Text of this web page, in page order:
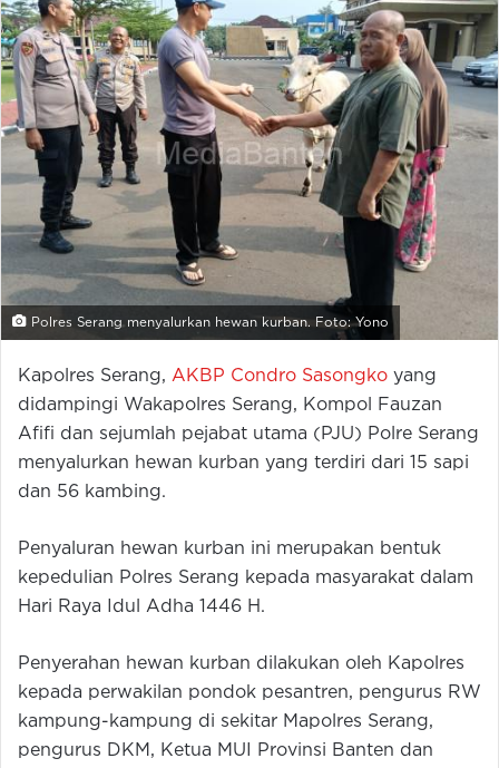
Polres Serang menyalurkan hewan kurban. Foto: Yono
Kapolres Serang, AKBP Condro Sasongko yang
didampingi Wakapolres Serang, Kompol Fauzan
Afifi dan sejumlah pejabat utama (PJU) Polre Serang
menyalurkan hewan kurban yang terdiri dari 15 sapi
dan 56 kambing.
Penyaluran hewan kurban ini merupakan bentuk
kepedulian Polres Serang kepada masyarakat dalam
Hari Raya Idul Adha 1446 H.
Penyerahan hewan kurban dilakukan oleh Kapolres
kepada perwakilan pondok pesantren, pengurus RW
kampung-kampung di sekitar Mapolres Serang,
pengurus DKM, Ketua MUI Provinsi Banten dan